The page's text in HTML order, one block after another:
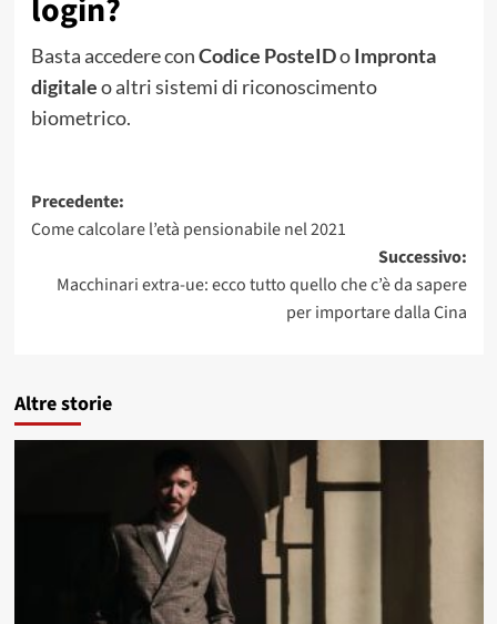
login?
Basta accedere conCodice PosteIDoImpronta
digitaleo altri sistemi di riconoscimento
biometrico.
Navigazione
articolo
Precedente:
Come calcolare l’età pensionabile nel 2021
Successivo:
Macchinari extra-ue: ecco tutto quello che c’è da sapere
per importare dalla Cina
Altre storie